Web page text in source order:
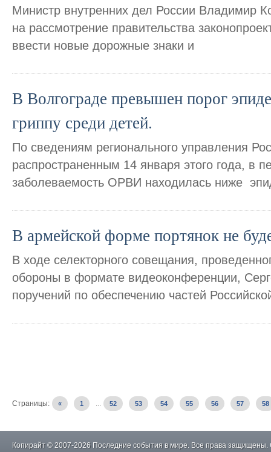
Министр внутренних дел России Владимир
на рассмотрение правительства
ввести новые дорожные знаки и
В Волгограде превышен порог
гриппу среди детей.
По сведениям регионального управления
распространенным 14 января этого года, в
заболеваемость ОРВИ находилась ниже
В армейской форме портянок не
В ходе селекторного совещания,
обороны в формате видеоконференции,
поручений по обеспечению частей
Страницы: « 1 ... 52 53 54 55 56 57 58
Копирайт © 2007-2026 Последние события в мире. Все права защищены.